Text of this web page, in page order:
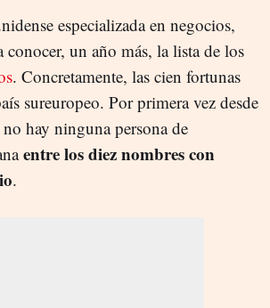
especializada en negocios,
conocer, un año más, la lista de los
. Concretamente, las cien fortunas
sureuropeo. Por primera vez desde
hay ninguna persona de
entre los diez nombres con
.